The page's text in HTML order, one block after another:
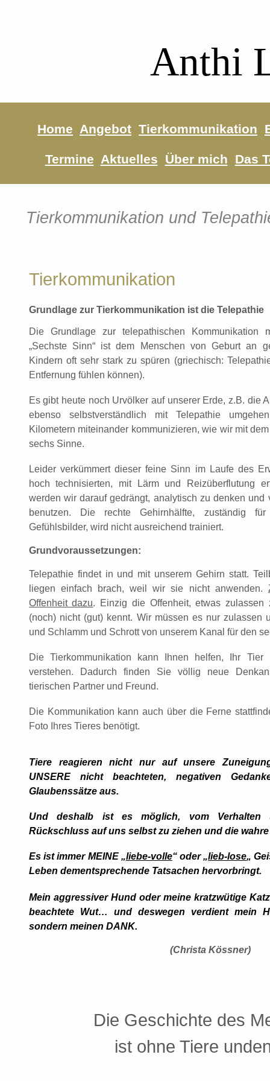
Tierkommunikation und
Home Angebot Tierkommunikation
Termine Aktuelles Über mich Das
Tierkommunikation
Grundlage zur Tierkommunikation ist die Telepathie
Die Grundlage zur telepathischen Kommunikation
„Sechste Sinn“ ist dem Menschen von Geburt an
Kindern oft sehr stark zu spüren (griechisch:
Entfernung fühlen können).
Es gibt heute noch Urvölker auf unserer Erde, z.B. die
ebenso selbstverständlich mit Telepathie
Kilometern miteinander kommunizieren, wie wir mit
sechs Sinne.
Leider verkümmert dieser feine Sinn im Laufe des
hoch technisierten, mit Lärm und Reizüberflutung
werden wir darauf gedrängt, analytisch zu denken und
benutzen. Die rechte Gehirnhälfte, zuständig
Gefühlsbilder, wird nicht ausreichend trainiert.
Grundvoraussetzungen:
Telepathie findet in und mit unserem Gehirn statt.
liegen einfach brach, weil wir sie nicht anwenden.
Offenheit dazu. Einzig die Offenheit, etwas
(noch) nicht (gut) kennt. Wir müssen es nur zulassen
und Schlamm und Schrott von unserem Kanal für den
Die Tierkommunikation kann Ihnen helfen, Ihr
verstehen. Dadurch finden Sie völlig neue
tierischen Partner und Freund.
Die Kommunikation kann auch über die Ferne
Foto Ihres Tieres benötigt.
Tiere reagieren nicht nur auf unsere
UNSERE nicht beachteten, negativen
Glaubenssätze aus.
Und deshalb ist es möglich, vom Verhalten
Rückschluss auf uns selbst zu ziehen und die
Es ist immer MEINE „liebe-volle“ oder „lieb-lose„
Leben dementsprechende Tatsachen hervorbringt.
Mein aggressiver Hund oder meine kratzwütige
beachtete Wut… und deswegen verdient mein
sondern meinen DANK.
(Christa Kössner)
Die Geschichte des
ist ohne Tiere
Anthi